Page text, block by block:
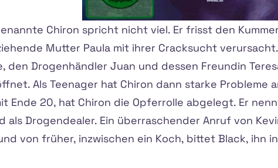
Chiron spricht nicht viel. Er frisst den
Mutter Paula mit ihrer Cracksucht
den Drogenhändler Juan und dessen Freundin
Als Teenager hat Chiron dann starke Probleme
Ende 20, hat Chiron die Opferrolle abgelegt. Er
als Drogendealer. Ein überraschender Anruf von
von früher, inzwischen ein Koch, bittet Black, ihn